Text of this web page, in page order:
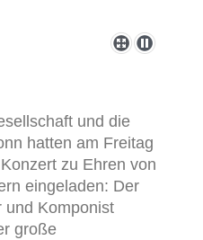
und die
hatten am Freitag
zu Ehren von
eingeladen: Der
und Komponist
große